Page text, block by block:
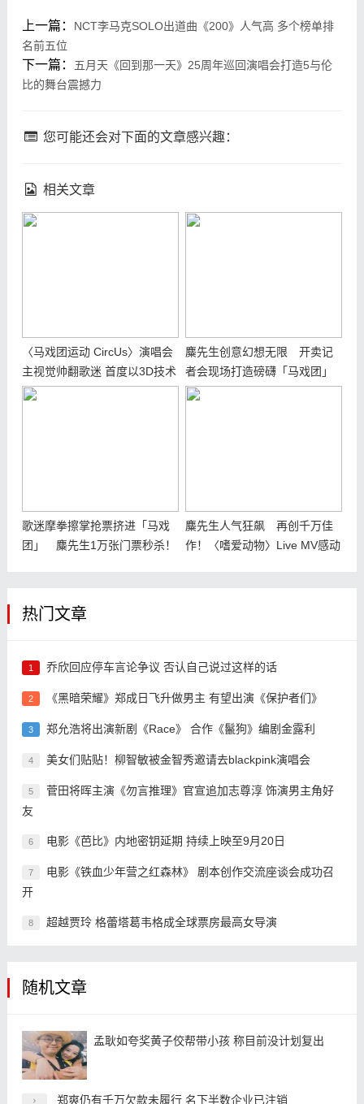
上一篇： NCT李马克SOLO出道曲《200》人气高 多个榜单排
名前五位
下一篇： 五月天《回到那一天》25周年巡回演唱会打造5与伦
比的舞台震撼力
您可能还会对下面的文章感兴趣：
相关文章
〈马戏团运动 CircUs〉演唱会
主视觉帅翻歌迷 首度以3D技术
呈现 精心打造专属麋先生的马
麋先生创意幻想无限 开卖记
者会现场打造磅礴「马戏团」
场景 红白布幔飘扬惊艳四座
歌迷摩拳擦掌抢票挤进「马戏
团」 麋先生1万张门票秒杀！
麋先生人气狂飙 再创千万佳
作！〈嗜爱动物〉Live MV感动
热门文章
1 乔欣回应停车言论争议 否认自己说过这样的话
2 《黑暗荣耀》郑成日飞升做男主 有望出演《保护者们》
3 郑允浩将出演新剧《Race》 合作《鬣狗》编剧金露利
4 美女们贴贴！柳智敏被金智秀邀请去blackpink演唱会
5
菅田将晖主演《勿言推理》官宣追加志尊淳 饰演男主角好
友
6 电影《芭比》内地密钥延期 持续上映至9月20日
7
电影《铁血少年营之红森林》 剧本创作交流座谈会成功召
开
8 超越贾玲 格蕾塔葛韦格成全球票房最高女导演
随机文章
孟耿如夸奖黄子佼帮带小孩 称目前没计划复出
郑爽仍有千万欠款未履行 名下半数企业已注销